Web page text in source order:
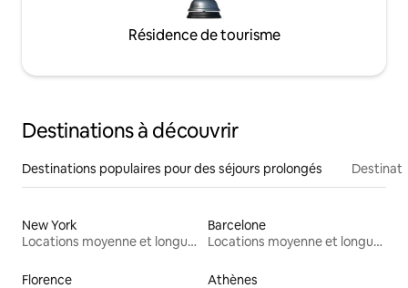
Résidence de tourisme
Destinations à découvrir
Destinations populaires pour des séjours prolongés
New York
Locations moyenne et longue durée
Barcelone
Locations moyenne et longue durée
Florence Athènes